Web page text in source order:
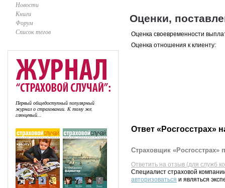
Новости
Книги
Форум
Список тегов
Первый общедоступный популярный
журнал о страховании. К тому же,
глянцевый...
Оценки,
Оценка своевременности
Оценка отношения к клиенту:
Ответ «Росгосстрах»
Страховщик «Росгосстрах»
Ответить на отзыв (для служб
Специалист страховой
авторизоваться и являться